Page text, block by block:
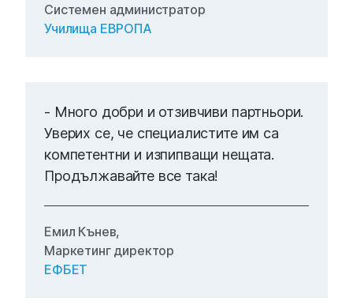
Системен администратор
Училища ЕВРОПА
- Много добри и отзивчиви партньори.
Уверих се, че специалистите им са
компетентни и изпипващи нещата.
Продължавайте все така!
Емил Кънев,
Маркетинг директор
ЕФБЕТ